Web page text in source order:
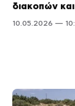
διακοπών
10.05.2026 —